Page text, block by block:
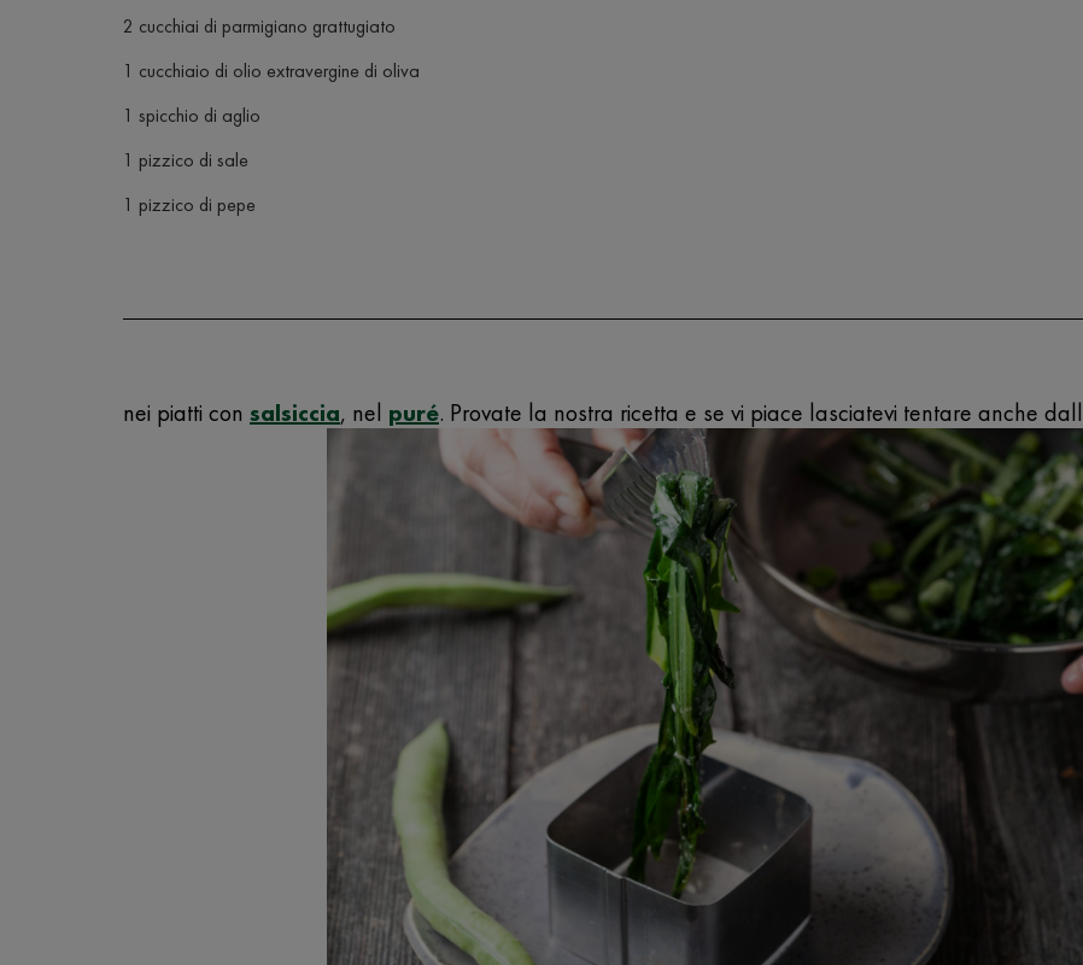
2 cucchiai di parmigiano grattugiato
1 cucchiaio di olio extravergine di oliva
1 spicchio di aglio
1 pizzico di sale
1 pizzico di pepe
nei piatti con salsiccia, nel puré. Provate la nostra ricetta e se vi piace lasciatevi tentare anche